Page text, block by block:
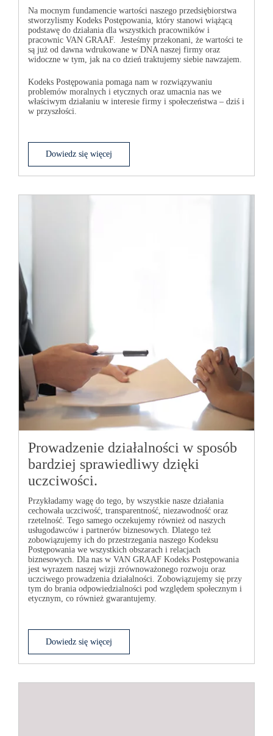
Na mocnym fundamencie wartości naszego przedsiębiorstwa
stworzylismy Kodeks Postępowania, który stanowi wiążącą
podstawę do działania dla wszystkich pracowników i
pracownic VAN GRAAF. Jesteśmy przekonani, że wartości te
są już od dawna wdrukowane w DNA naszej firmy oraz
widoczne w tym, jak na co dzień traktujemy siebie nawzajem.
Kodeks Postępowania pomaga nam w rozwiązywaniu
problemów moralnych i etycznych oraz umacnia nas we
właściwym działaniu w interesie firmy i społeczeństwa – dziś i
w przyszłości.
Dowiedz się więcej
Prowadzenie działalności w sposób
bardziej sprawiedliwy dzięki
uczciwości.
Przykładamy wagę do tego, by wszystkie nasze działania
cechowała uczciwość, transparentność, niezawodność oraz
rzetelność. Tego samego oczekujemy również od naszych
usługodawców i partnerów biznesowych. Dlatego też
zobowiązujemy ich do przestrzegania naszego Kodeksu
Postępowania we wszystkich obszarach i relacjach
biznesowych. Dla nas w VAN GRAAF Kodeks Postępowania
jest wyrazem naszej wizji zrównoważonego rozwoju oraz
uczciwego prowadzenia działalności. Zobowiązujemy się przy
tym do brania odpowiedzialności pod względem społecznym i
etycznym, co również gwarantujemy.
Dowiedz się więcej